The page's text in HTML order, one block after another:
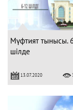
Мүфтият тынысы.
шілде
13.07.2020